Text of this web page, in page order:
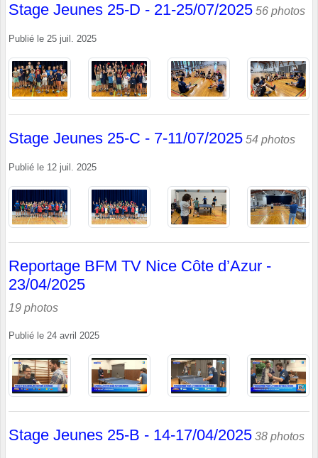
Stage Jeunes 25-D - 21-25/07/2025 56 photos
Publié le 25 juil. 2025
Stage Jeunes 25-C - 7-11/07/2025 54 photos
Publié le 12 juil. 2025
Reportage BFM TV Nice Côte d’Azur -
23/04/2025
19 photos
Publié le 24 avril 2025
Stage Jeunes 25-B - 14-17/04/2025 38 photos